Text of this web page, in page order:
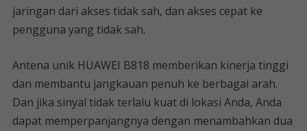
jaringan dari akses tidak sah, dan akses cepat ke
pengguna yang tidak sah.
Antena unik HUAWEI B818 memberikan kinerja tinggi
dan membantu jangkauan penuh ke berbagai arah.
Dan jika sinyal tidak terlalu kuat di lokasi Anda, Anda
dapat memperpanjangnya dengan menambahkan dua